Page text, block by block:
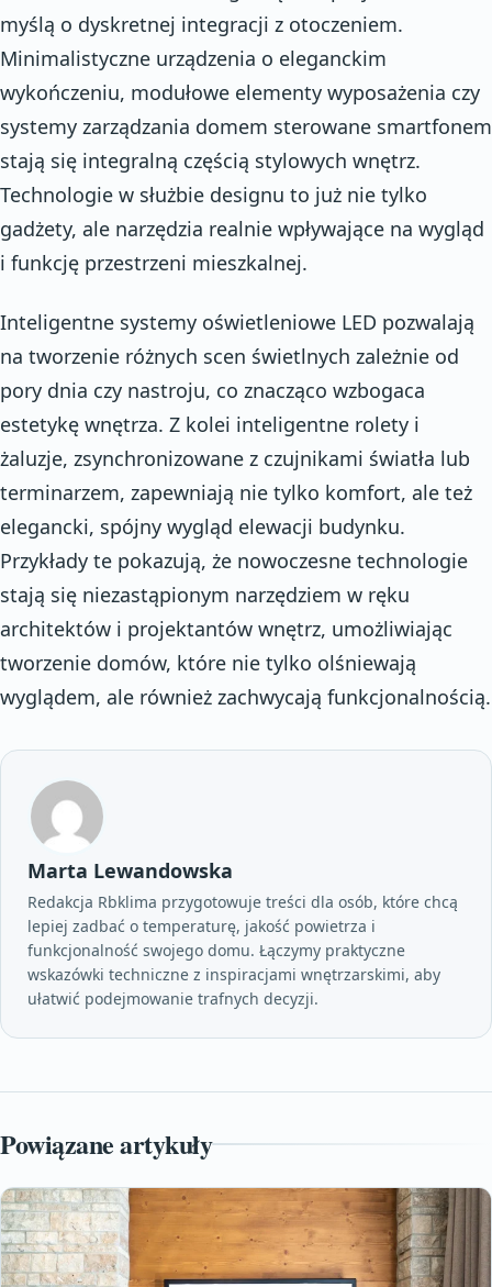
myślą o dyskretnej integracji z otoczeniem.
Minimalistyczne urządzenia o eleganckim
wykończeniu, modułowe elementy wyposażenia czy
systemy zarządzania domem sterowane smartfonem
stają się integralną częścią stylowych wnętrz.
Technologie w służbie designu to już nie tylko
gadżety, ale narzędzia realnie wpływające na wygląd
i funkcję przestrzeni mieszkalnej.
Inteligentne systemy oświetleniowe LED pozwalają
na tworzenie różnych scen świetlnych zależnie od
pory dnia czy nastroju, co znacząco wzbogaca
estetykę wnętrza. Z kolei inteligentne rolety i
żaluzje, zsynchronizowane z czujnikami światła lub
terminarzem, zapewniają nie tylko komfort, ale też
elegancki, spójny wygląd elewacji budynku.
Przykłady te pokazują, że nowoczesne technologie
stają się niezastąpionym narzędziem w ręku
architektów i projektantów wnętrz, umożliwiając
tworzenie domów, które nie tylko olśniewają
wyglądem, ale również zachwycają funkcjonalnością.
Marta Lewandowska
Redakcja Rbklima przygotowuje treści dla osób, które chcą
lepiej zadbać o temperaturę, jakość powietrza i
funkcjonalność swojego domu. Łączymy praktyczne
wskazówki techniczne z inspiracjami wnętrzarskimi, aby
ułatwić podejmowanie trafnych decyzji.
Powiązane artykuły